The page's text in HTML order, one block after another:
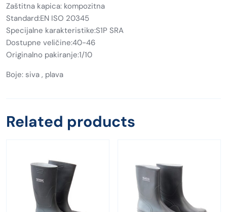
Zaštitna kapica: kompozitna
Standard:EN ISO 20345
Specijalne karakteristike:S1P SRA
Dostupne veličine:40-46
Originalno pakiranje:1/10
Boje: siva , plava
Related products